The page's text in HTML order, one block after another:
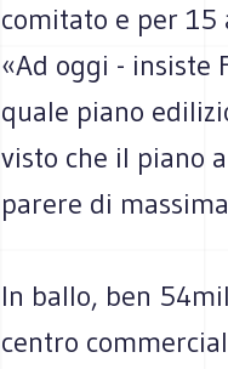
comitato e per 15
«Ad oggi - insiste
quale piano
visto che il piano
parere di
In ballo, ben
centro